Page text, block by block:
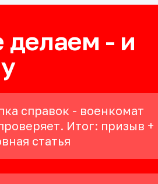
делаем - и
справок - военкомат
Итог: призыв +
статья